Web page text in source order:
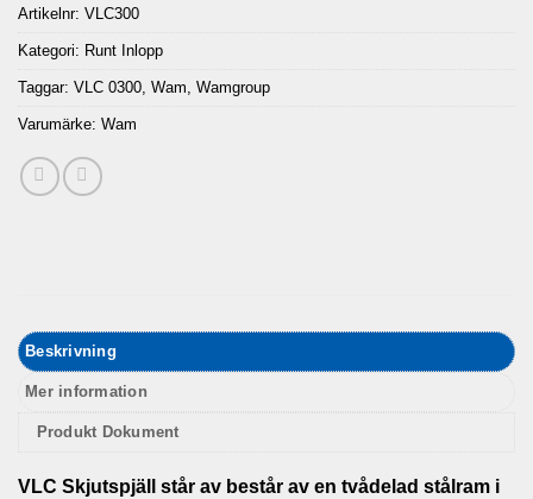
Artikelnr: VLC300
Kategori: Runt Inlopp
Taggar: VLC 0300 Wam Wamgroup
Varumärke: Wam
Beskrivning
Mer information
Produkt Dokument
VLC Skjutspjäll står av består av en tvådelad stålram i